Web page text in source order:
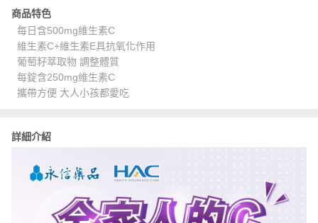
商品特色
每日含500mg維生素C
維生素C+維生素E具抗氧化作用
葡萄籽萃取物 調整體質
每錠含250mg維生素C
攜帶方便 大人小孩都愛吃
詳細介紹